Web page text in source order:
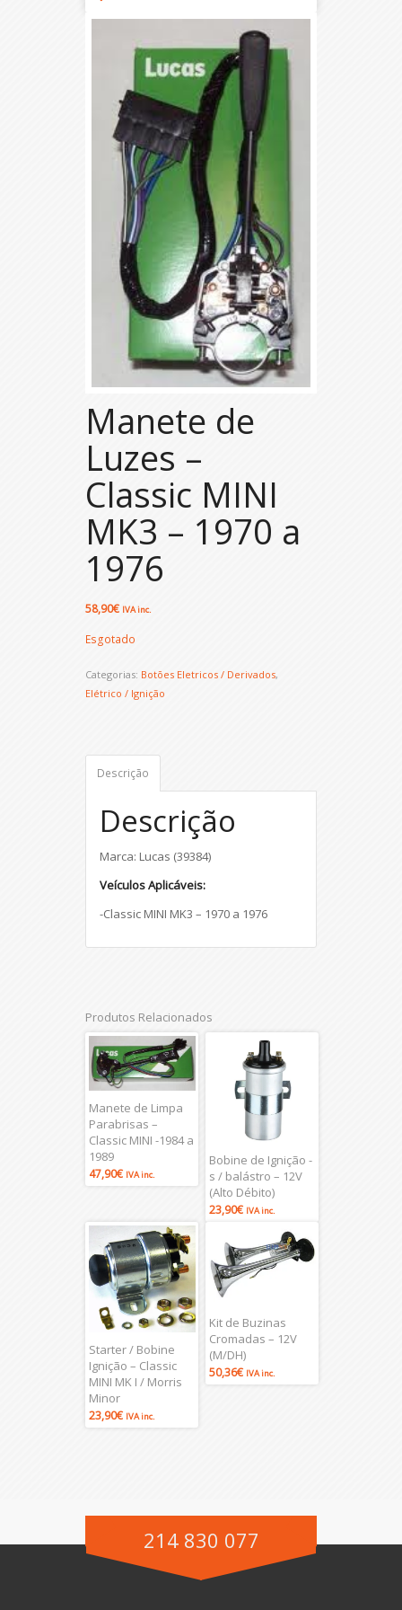
Manete de
Luzes –
Classic MINI
MK3 – 1970 a
1976
58,90€ IVA inc.
Esgotado
Categorias: Botões Eletricos / Derivados,
Elétrico / Ignição
Descrição
Descrição
Marca: Lucas (39384)
Veículos Aplicáveis:
-Classic MINI MK3 – 1970 a 1976
Produtos Relacionados
Manete de Limpa
Parabrisas –
Classic MINI -1984 a
1989
47,90€ IVA inc.
Bobine de Ignição -
s / balástro – 12V
(Alto Débito)
23,90€ IVA inc.
Starter / Bobine
Ignição – Classic
MINI MK I / Morris
Minor
23,90€ IVA inc.
Kit de Buzinas
Cromadas – 12V
(M/DH)
50,36€ IVA inc.
214 830 077